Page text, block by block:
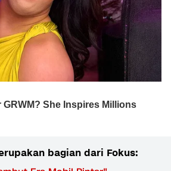
bagian dari Fokus: